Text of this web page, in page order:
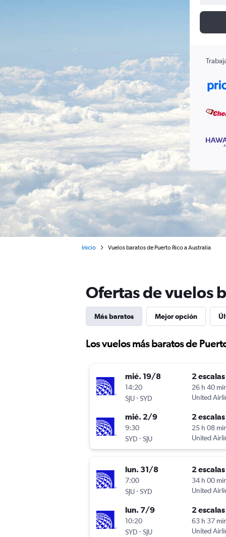
Inicio Vuelos baratos de Puerto Rico a Australia
Ofertas de vuelos
Más baratos Mejor opción
Los vuelos más baratos de
mié. 19/8
14:20
SJU-SYD
2 escalas
26 h 40
United
mié. 2/9
9:30
SYD -SJU
2 escalas
25 h 08
United
lun. 31/8
7:00
SJU-SYD
2 escalas
34 h 00
United
lun. 7/9
10:20
SYD -SJU
2 escalas
63 h 37
United